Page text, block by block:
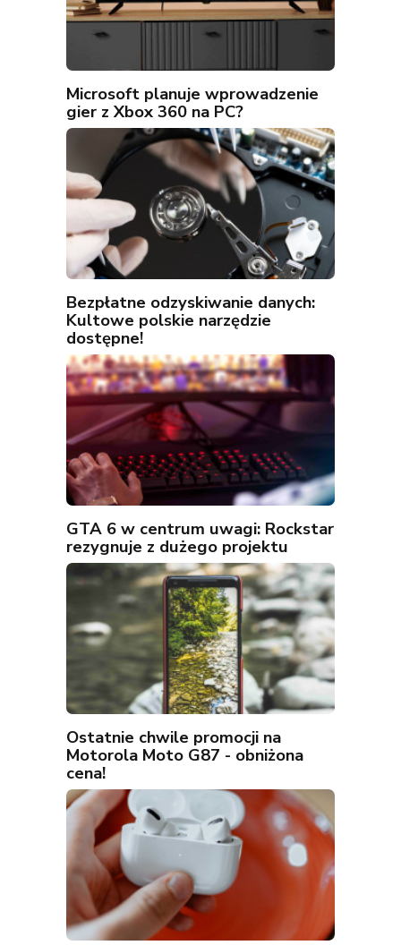
Microsoft planuje wprowadzenie
gier z Xbox 360 na PC?
Bezpłatne odzyskiwanie danych:
Kultowe polskie narzędzie
dostępne!
GTA 6 w centrum uwagi: Rockstar
rezygnuje z dużego projektu
Ostatnie chwile promocji na
Motorola Moto G87 - obniżona
cena!